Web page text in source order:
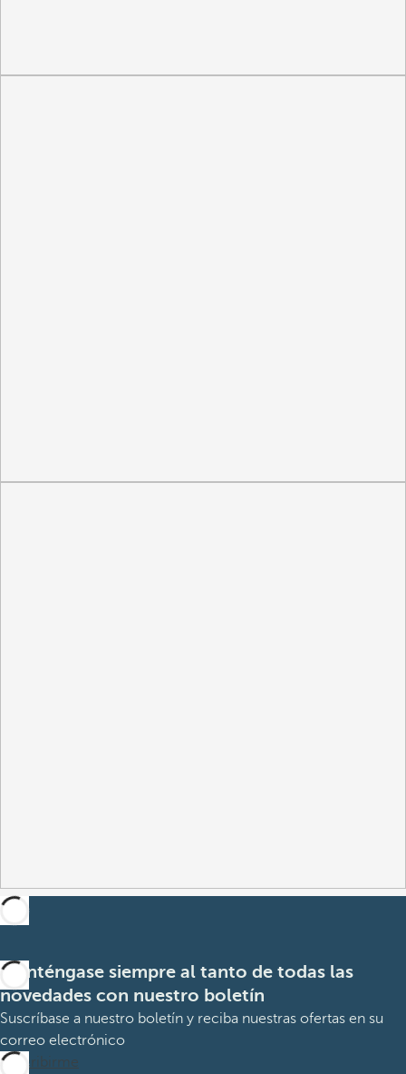
Manténgase siempre al tanto de todas las
novedades con nuestro boletín
Suscríbase a nuestro boletín y reciba nuestras ofertas en su
correo electrónico
Suscribirme